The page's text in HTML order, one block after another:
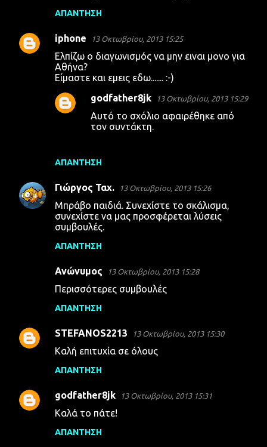
ΑΠΆΝΤΗΣΗ
iphone 13 Οκτωβρίου, 2013 15:25
Ελπίζω ο διαγωνισμός να μην ειναι μονο για
Αθήνα?
Είμαστε και εμεις εδω....... :-)
ΑΠΆΝΤΗΣΗ
godfather8jk 13 Οκτωβρίου, 2013 15:29
Αυτό το σχόλιο αφαιρέθηκε από
τον συντάκτη.
Γιώργος Ταχ. 13 Οκτωβρίου, 2013 15:26
Μπράβο παιδιά. Συνεχίστε το σκάλισμα,
συνεχίστε να μας προσφέρεται λύσεις
συμβουλές.
ΑΠΆΝΤΗΣΗ
Ανώνυμος 13 Οκτωβρίου, 2013 15:28
Περισσότερες συμβουλές
ΑΠΆΝΤΗΣΗ
STEFANOS2213 13 Οκτωβρίου, 2013 15:30
Καλή επιτυχία σε όλους
ΑΠΆΝΤΗΣΗ
godfather8jk 13 Οκτωβρίου, 2013 15:31
Καλά το πάτε!
ΑΠΆΝΤΗΣΗ